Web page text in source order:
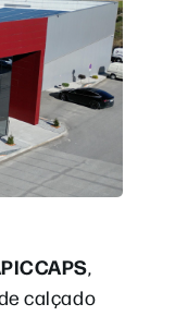
,
calçado